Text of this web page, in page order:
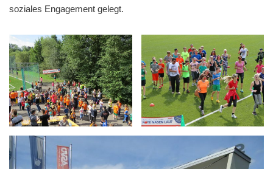
soziales Engagement gelegt.